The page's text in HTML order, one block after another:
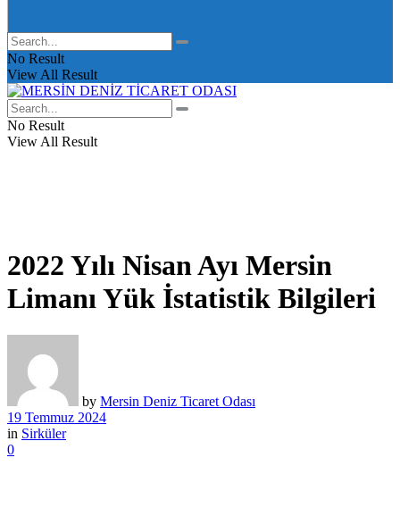
No Result
View All Result
No Result
View All Result
2022 Yılı Nisan Ayı Mersin
Limanı Yük İstatistik Bilgileri
by Mersin Deniz Ticaret Odası
19 Temmuz 2024
in Sirküler
0